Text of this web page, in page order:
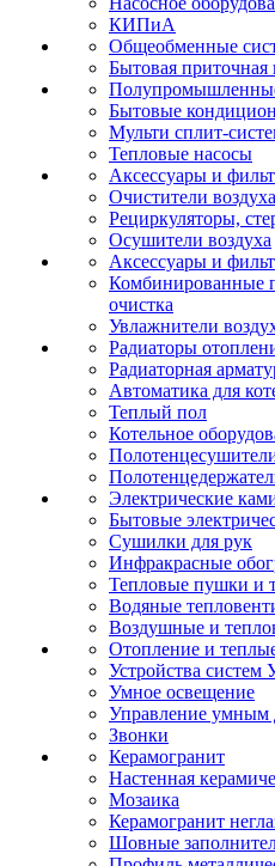
КИПиА
Общеобменные
Бытовая приточная
Бытовые
Мульти сплит-
Тепловые насосы
Аксессуары и
Очистители воздуха
Рециркуляторы,
Осушители воздуха
Аксессуары и
Комбинированные
очистка
Увлажнители
Радиаторы
Радиаторная
Автоматика для
Теплый пол
Котельное
Электрические
Бытовые
Сушилки для рук
Инфракрасные
Тепловые пушки и
Водяные
Воздушные и
Отопление и
Устройства систем
Умное освещение
Управление умным
Звонки
Керамогранит
Настенная
Мозаика
Керамогранит
Шовные